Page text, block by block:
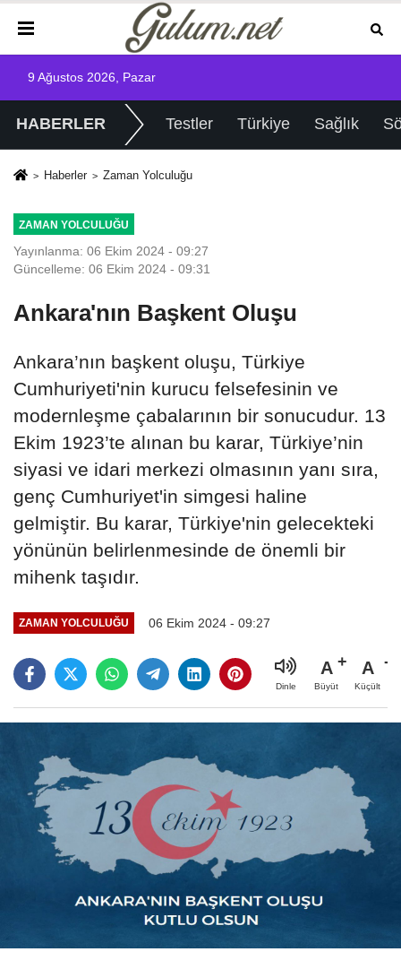
9 Ağustos 2026, Pazar
HABERLER Testler Türkiye Sağlık
Haberler Zaman Yolculuğu
ZAMAN YOLCULUĞU
Yayınlanma: 06 Ekim 2024 - 09:27
Güncelleme: 06 Ekim 2024 - 09:31
Ankara'nın Başkent Oluşu
Ankara’nın başkent oluşu, Türkiye
Cumhuriyeti'nin kurucu felsefesinin ve
modernleşme çabalarının bir sonucudur. 13
Ekim 1923’te alınan bu karar, Türkiye’nin
siyasi ve idari merkezi olmasının yanı sıra,
genç Cumhuriyet'in simgesi haline
gelmiştir. Bu karar, Türkiye'nin gelecekteki
yönünün belirlenmesinde de önemli bir
mihenk taşıdır.
ZAMAN YOLCULUĞU 06 Ekim 2024 - 09:27
Dinle
A
Büyüt
A
Küçült